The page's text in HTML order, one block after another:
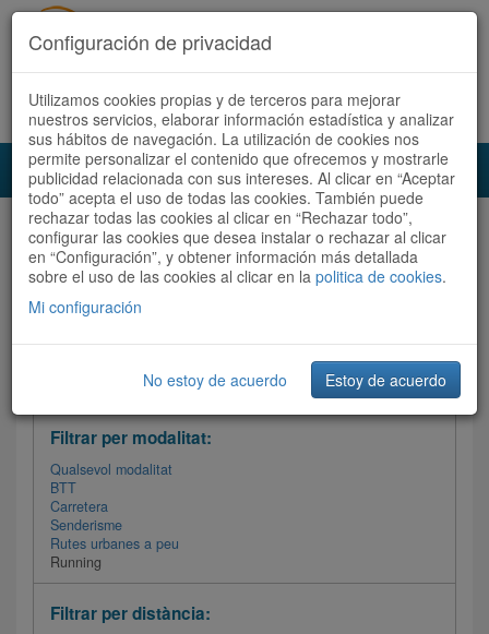
Accedeix Registra't ara Español Català
Audioruta Totes les rutes
Totes les rutes Ordenar per: Més recents / Dificultat
Filtrar les rutes
Filtrar per modalitat:
Qualsevol modalitat
BTT
Carretera
Senderisme
Rutes urbanes a peu
Running
Filtrar per distància:
Configuración de privacidad
Utilizamos cookies propias y de terceros para mejorar
nuestros servicios, elaborar información estadística y analizar
sus hábitos de navegación. La utilización de cookies nos
permite personalizar el contenido que ofrecemos y mostrarle
publicidad relacionada con sus intereses. Al clicar en “Aceptar
todo” acepta el uso de todas las cookies. También puede
rechazar todas las cookies al clicar en “Rechazar todo”,
configurar las cookies que desea instalar o rechazar al clicar
en “Configuración”, y obtener información más detallada
sobre el uso de las cookies al clicar en la politica de cookies.
Mi configuración
No estoy de acuerdo Estoy de acuerdo